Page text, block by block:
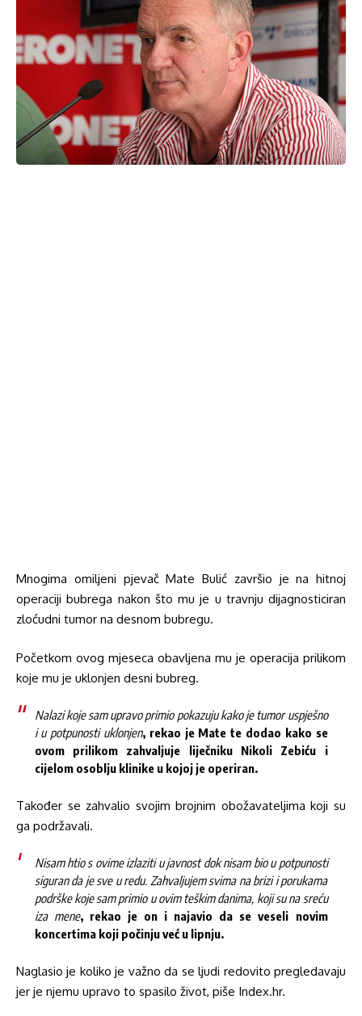
Mnogima omiljeni pjevač Mate Bulić završio je na hitnoj
operaciji bubrega nakon što mu je u travnju dijagnosticiran
zloćudni tumor na desnom bubregu.
Početkom ovog mjeseca obavljena mu je operacija prilikom
koje mu je uklonjen desni bubreg.
Nalazi koje sam upravo primio pokazuju kako je tumor uspješno
i u potpunosti uklonjen, rekao je Mate te dodao kako se
ovom prilikom zahvaljuje liječniku Nikoli Zebiću i
cijelom osoblju klinike u kojoj je operiran.
Također se zahvalio svojim brojnim obožavateljima koji su
ga podržavali.
Nisam htio s ovime izlaziti u javnost dok nisam bio u potpunosti
siguran da je sve u redu. Zahvaljujem svima na brizi i porukama
podrške koje sam primio u ovim teškim danima, koji su na sreću
iza mene, rekao je on i najavio da se veseli novim
koncertima koji počinju već u lipnju.
Naglasio je koliko je važno da se ljudi redovito pregledavaju
jer je njemu upravo to spasilo život, piše Index.hr.